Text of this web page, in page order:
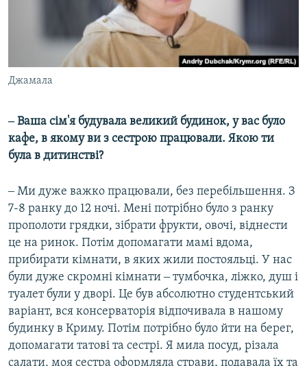
Джамала
‒ Ваша сім'я будувала великий будинок, у вас було
кафе, в якому ви з сестрою працювали. Якою ти
була в дитинстві?
‒ Ми дуже важко працювали, без перебільшення. З
7-8 ранку до 12 ночі. Мені потрібно було з ранку
прополоти грядки, зібрати фрукти, овочі, віднести
це на ринок. Потім допомагати мамі вдома,
прибирати кімнати, в яких жили постояльці. У нас
були дуже скромні кімнати ‒ тумбочка, ліжко, душ і
туалет були у дворі. Це був абсолютно студентський
варіант, вся консерваторія відпочивала в нашому
будинку в Криму. Потім потрібно було йти на берег,
допомагати татові та сестрі. Я мила посуд, різала
салати, моя сестра оформляла страви, подавала їх та